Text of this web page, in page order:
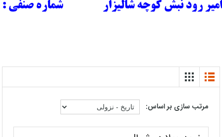
مرتب سازی بر اساس: